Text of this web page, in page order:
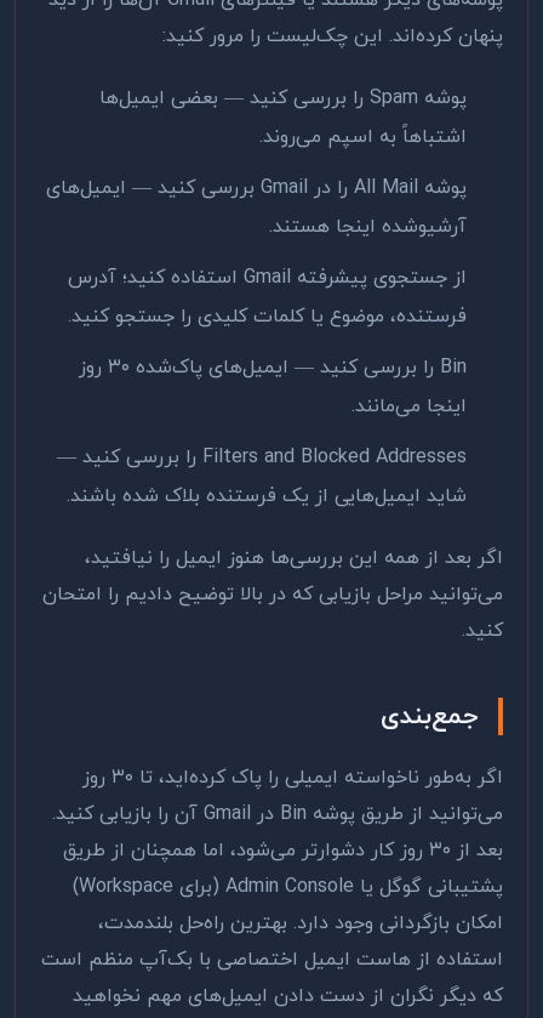
پنهان کرده‌اند. این چک‌لیست را مرور کنید:
پوشه Spam را بررسی کنید — بعضی ایمیل‌ها
اشتباهاً به اسپم می‌روند.
پوشه All Mail را در Gmail بررسی کنید — ایمیل‌های
آرشیو‌شده اینجا هستند.
از جستجوی پیشرفته Gmail استفاده کنید؛ آدرس
فرستنده، موضوع یا کلمات کلیدی را جستجو کنید.
Bin را بررسی کنید — ایمیل‌های پاک‌شده ۳۰ روز
اینجا می‌مانند.
Filters and Blocked Addresses را بررسی کنید —
شاید ایمیل‌هایی از یک فرستنده بلاک شده باشند.
اگر بعد از همه این بررسی‌ها هنوز ایمیل را نیافتید،
می‌توانید مراحل بازیابی که در بالا توضیح دادیم را امتحان
کنید.
جمع‌بندی
اگر به‌طور ناخواسته ایمیلی را پاک کرده‌اید، تا ۳۰ روز
می‌توانید از طریق پوشه Bin در Gmail آن را بازیابی کنید.
بعد از ۳۰ روز کار دشوارتر می‌شود، اما همچنان از طریق
پشتیبانی گوگل یا Admin Console (برای Workspace)
امکان بازگردانی وجود دارد. بهترین راه‌حل بلندمدت،
استفاده از هاست ایمیل اختصاصی با بک‌آپ منظم است
که دیگر نگران از دست دادن ایمیل‌های مهم نخواهید